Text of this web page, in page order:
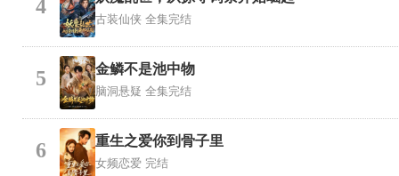
4
古装仙侠 全集完结
5 金鳞不是池中物
脑洞悬疑 全集完结
6 重生之爱你到骨子里
女频恋爱 完结